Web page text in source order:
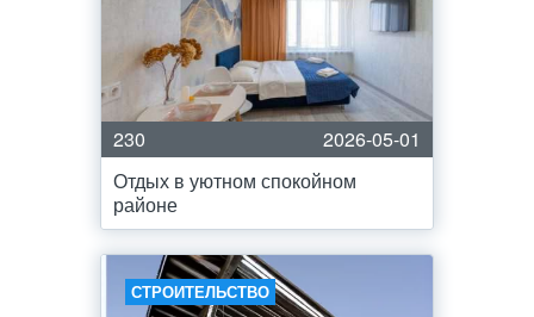
230
2026-05-01
Отдых в уютном спокойном
районе
СТРОИТЕЛЬСТВО